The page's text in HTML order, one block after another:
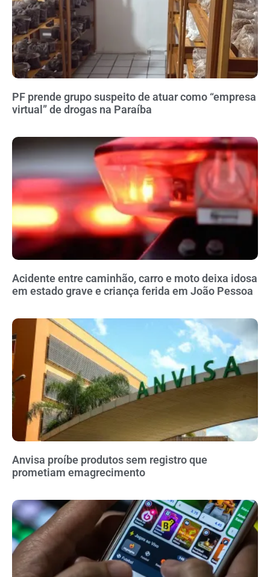
PF prende grupo suspeito de atuar como “empresa
virtual” de drogas na Paraíba
Acidente entre caminhão, carro e moto deixa idosa
em estado grave e criança ferida em João Pessoa
Anvisa proíbe produtos sem registro que
prometiam emagrecimento